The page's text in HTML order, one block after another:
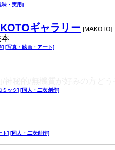
味・実用]
ギャラリー [MAKOTO]
] [写真・絵画・アート]
ミック] [同人・二次創作]
ト] [同人・二次創作]